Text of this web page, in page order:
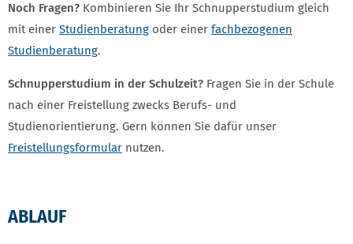
Noch Fragen? Kombinieren Sie Ihr Schnupperstudium gleich
mit einer Studienberatung oder einer fachbezogenen
Studienberatung.
Schnupperstudium in der Schulzeit? Fragen Sie in der Schule
nach einer Freistellung zwecks Berufs- und
Studienorientierung. Gern können Sie dafür unser
Freistellungsformular nutzen.
ABLAUF